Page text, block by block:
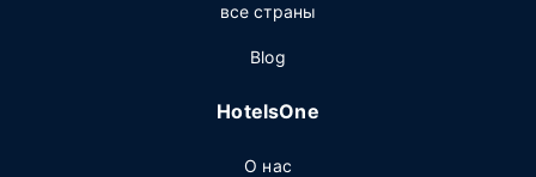
все страны
Blog
HotelsOne
О нас